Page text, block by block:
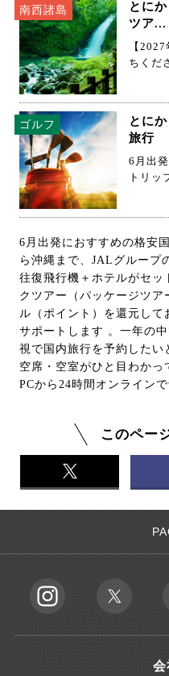
南西諸島
とに
ツア...
【
ちくだ
ゴルフ
とに
旅行
6月出
トリッ
6月出発におすすめの格安
ら沖縄まで、JALグループ
往復飛行機＋ホテルがセッ
クツアー（パッケージツア
ル（ポイント）を還元し
サポートします 。一年の
視で国内旅行を予約したい
空席・空室がひと目わかっ
PCから24時間オンラインで
このペー
会